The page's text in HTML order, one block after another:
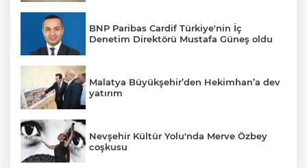
BNP Paribas Cardif Türkiye'nin İç
Denetim Direktörü Mustafa Güneş oldu
Malatya Büyükşehir’den Hekimhan’a dev
yatırım
Nevşehir Kültür Yolu'nda Merve Özbey
coşkusu